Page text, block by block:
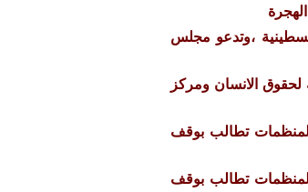
،وتدعو مجلس
الانسان ومركز
تطالب بوقف
تطالب بوقف